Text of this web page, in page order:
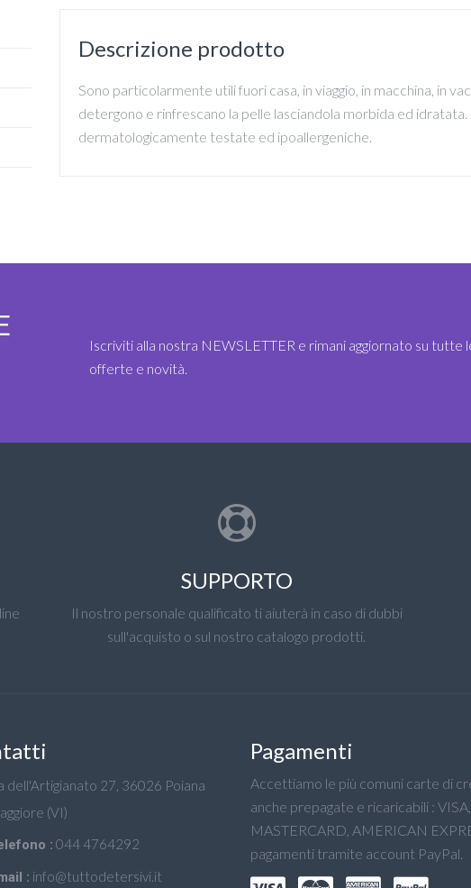
Descrizione prodotto
Sono particolarmente utili fuori casa, in viaggio, in macchina, in
detergono e rinfrescano la pelle lasciandola morbida ed
dermatologicamente testate ed ipoallergeniche.
Iscriviti alla nostra NEWSLETTER e rimani aggiornato su tutte
offerte e novità.
SUPPORTO
Il nostro personale qualificato ti aiuterà in caso di dubbi
sull'acquisto o sul nostro catalogo prodotti.
dell'Artigianato 27, 36026 Poiana
(VI)
: 044 4764292
: info@tuttodetersivi.it
Pagamenti
Accettiamo le più comuni carte di
anche prepagate e ricaricabili : VISA,
MASTERCARD, AMERICAN
pagamenti tramite account PayPal.